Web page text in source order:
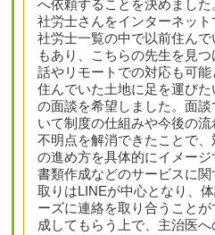
へ依頼することを決めまし
社労士さんをインターネット
社労士一覧の中で以前住ん
もあり、こちらの先生を見
話やリモートでの対応も可
住んでいた土地に足を運び
の面談を希望しました。面
いて制度の仕組みや今後の
不明点を解消できたことで
の進め方を具体的にイメージ
書類作成などのサービスに
取りはLINEが中心となり、
ーズに連絡を取り合うこと
成してもらう上で、主治医